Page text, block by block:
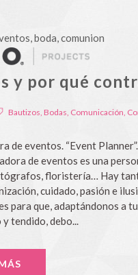
y por qué
Bautizos, Bodas, Comunicación,
de eventos. “Event
de eventos es una
floristería… Hay
cuidado, pasión e
para que, adaptándonos a
tendido, debo...